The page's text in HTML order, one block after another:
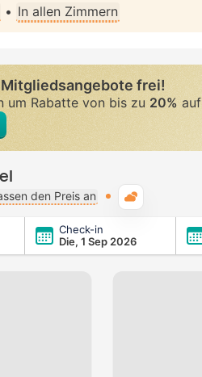
• In allen Zimmern
frei!
um Rabatte von bis zu 20%auf
den Preis an
Check-in
Die, 1 Sep 2026